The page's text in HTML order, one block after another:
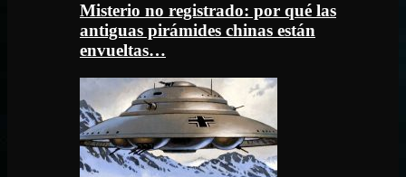
Misterio no registrado: por qué las
antiguas pirámides chinas están
envueltas…